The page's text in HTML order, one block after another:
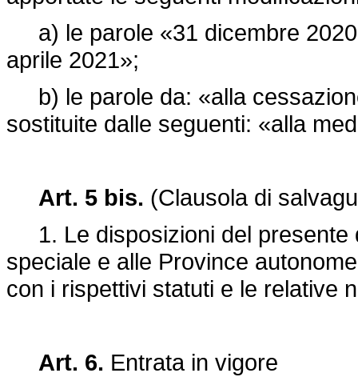
a) le parole «31 dicembre
aprile 2021»;
b) le parole da: «alla
sostituite dalle seguenti: «alla
Art. 5 bis. (Clausola di
1. Le disposizioni del presente
speciale e alle Province
con i rispettivi statuti e le relative
Art. 6. Entrata in vigore